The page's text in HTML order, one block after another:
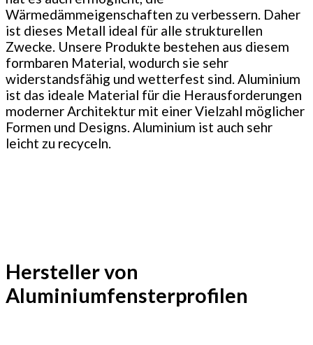
Wärmedämmeigenschaften zu verbessern. Daher
ist dieses Metall ideal für alle strukturellen
Zwecke. Unsere Produkte bestehen aus diesem
formbaren Material, wodurch sie sehr
widerstandsfähig und wetterfest sind. Aluminium
ist das ideale Material für die Herausforderungen
moderner Architektur mit einer Vielzahl möglicher
Formen und Designs. Aluminium ist auch sehr
leicht zu recyceln.
Hersteller von
Aluminiumfensterprofilen